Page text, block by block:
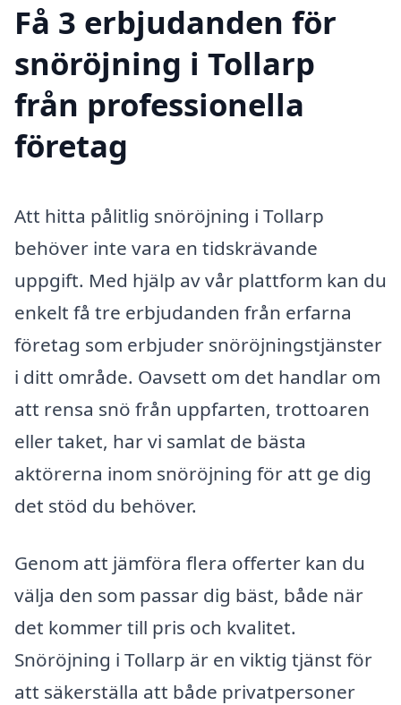
Få 3 erbjudanden för
snöröjning i Tollarp
från professionella
företag
Att hitta pålitlig snöröjning i Tollarp
behöver inte vara en tidskrävande
uppgift. Med hjälp av vår plattform kan du
enkelt få tre erbjudanden från erfarna
företag som erbjuder snöröjningstjänster
i ditt område. Oavsett om det handlar om
att rensa snö från uppfarten, trottoaren
eller taket, har vi samlat de bästa
aktörerna inom snöröjning för att ge dig
det stöd du behöver.
Genom att jämföra flera offerter kan du
välja den som passar dig bäst, både när
det kommer till pris och kvalitet.
Snöröjning i Tollarp är en viktig tjänst för
att säkerställa att både privatpersoner